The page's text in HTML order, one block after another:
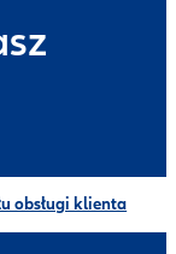
obsługi klienta